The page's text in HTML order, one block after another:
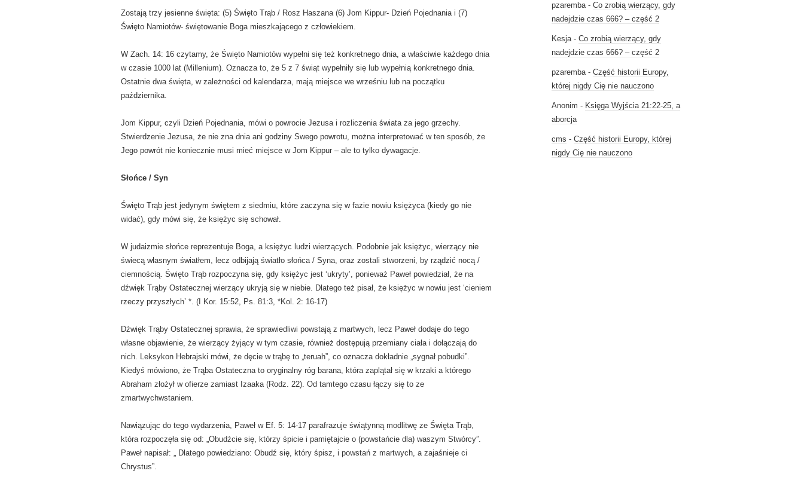
Zostają trzy jesienne święta: (5) Święto Trąb / Rosz Haszana (6) Jom Kippur- Dzień Pojednania i (7)
Święto Namiotów- świętowanie Boga mieszkającego z człowiekiem.
W Zach. 14: 16 czytamy, że Święto Namiotów wypełni się też konkretnego dnia, a właściwie każdego dnia
w czasie 1000 lat (Millenium). Oznacza to, że 5 z 7 świąt wypełniły się lub wypełnią konkretnego dnia.
Ostatnie dwa święta, w zależności od kalendarza, mają miejsce we wrześniu lub na początku
października.
Jom Kippur, czyli Dzień Pojednania, mówi o powrocie Jezusa i rozliczenia świata za jego grzechy.
Stwierdzenie Jezusa, że nie zna dnia ani godziny Swego powrotu, można interpretować w ten sposób, że
Jego powrót nie koniecznie musi mieć miejsce w Jom Kippur – ale to tylko dywagacje.
Słońce / Syn
Święto Trąb jest jedynym świętem z siedmiu, które zaczyna się w fazie nowiu księżyca (kiedy go nie
widać), gdy mówi się, że księżyc się schował.
W judaizmie słońce reprezentuje Boga, a księżyc ludzi wierzących. Podobnie jak księżyc, wierzący nie
świecą własnym światłem, lecz odbijają światło słońca / Syna, oraz zostali stworzeni, by rządzić nocą /
ciemnością. Święto Trąb rozpoczyna się, gdy księżyc jest ‘ukryty’, ponieważ Paweł powiedział, że na
dźwięk Trąby Ostatecznej wierzący ukryją się w niebie. Dlatego też pisał, że księżyc w nowiu jest ‘cieniem
rzeczy przyszłych’ *. (I Kor. 15:52, Ps. 81:3, *Kol. 2: 16-17)
Dźwięk Trąby Ostatecznej sprawia, że sprawiedliwi powstają z martwych, lecz Paweł dodaje do tego
własne objawienie, że wierzący żyjący w tym czasie, również dostępują przemiany ciała i dołączają do
nich. Leksykon Hebrajski mówi, że dęcie w trąbę to „teruah”, co oznacza dokładnie „sygnał pobudki”.
Kiedyś mówiono, że Trąba Ostateczna to oryginalny róg barana, która zaplątał się w krzaki a którego
Abraham złożył w ofierze zamiast Izaaka (Rodz. 22). Od tamtego czasu łączy się to ze
zmartwychwstaniem.
Nawiązując do tego wydarzenia, Paweł w Ef. 5: 14-17 parafrazuje świątynną modlitwę ze Święta Trąb,
która rozpoczęła się od: „Obudźcie się, którzy śpicie i pamiętajcie o (powstańcie dla) waszym Stwórcy”.
Paweł napisał: „ Dlatego powiedziano: Obudź się, który śpisz, i powstań z martwych, a zajaśnieje ci
Chrystus”.
pzaremba- Co zrobią wierzący, gdy
nadejdzie czas 666? – część 2
Kesja- Co zrobią wierzący, gdy
nadejdzie czas 666? – część 2
pzaremba- Część historii Europy,
której nigdy Cię nie nauczono
Anonim - Księga Wyjścia 21:22-25, a
aborcja
cms - Część historii Europy, której
nigdy Cię nie nauczono